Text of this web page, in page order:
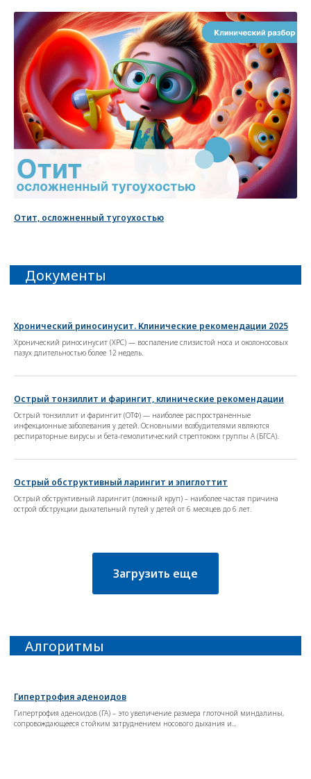
Отит, осложненный тугоухостью
Хронический риносинусит. Клинические рекомендации 2025
Хронический риносинусит (ХРС) — воспаление слизистой носа и околоносовых
пазух длительностью более 12 недель.
Острый тонзиллит и фарингит, клинические рекомендации
Острый тонзиллит и фарингит (ОТФ) — наиболее распространенные
инфекционные заболевания у детей. Основными возбудителями являются
респираторные вирусы и бета-гемолитический стрептококк группы А (БГСА).
Острый обструктивный ларингит и эпиглоттит
Острый обструктивный ларингит (ложный круп) – наиболее частая причина
острой обструкции дыхательный путей у детей от 6 месяцев до 6 лет.
Загрузить еще
Алгоритмы
Гипертрофия аденоидов
Гипертрофия аденоидов (ГА) – это увеличение размера глоточной миндалины,
сопровождающееся стойким затруднением носового дыхания и...
Лонгриды
Новости